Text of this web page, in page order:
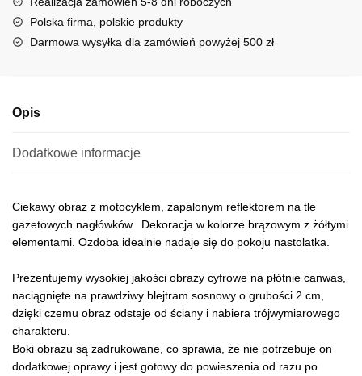
Polska firma, polskie produkty
Darmowa wysyłka dla zamówień powyżej 500 zł
Opis
Dodatkowe informacje
Ciekawy obraz z motocyklem, zapalonym reflektorem na tle
gazetowych nagłówków. Dekoracja w kolorze brązowym z żółtymi
elementami. Ozdoba idealnie nadaje się do pokoju nastolatka.
Prezentujemy wysokiej jakości obrazy cyfrowe na płótnie canwas,
naciągnięte na prawdziwy blejtram sosnowy o grubości 2 cm,
dzięki czemu obraz odstaje od ściany i nabiera trójwymiarowego
charakteru.
Boki obrazu są zadrukowane, co sprawia, że nie potrzebuje on
dodatkowej oprawy i jest gotowy do powieszenia od razu po